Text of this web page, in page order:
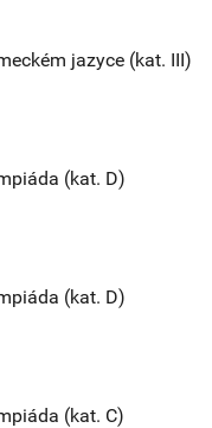
jazyce (kat. III)
(kat. D)
(kat. D)
(kat. C)